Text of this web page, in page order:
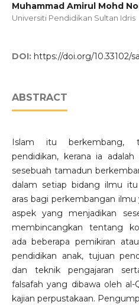
Muhammad Amirul Mohd
Universiti Pendidikan Sultan Idris
DOI: https://doi.org/10.33102/
ABSTRACT
Islam itu berkembang,
pendidikan, kerana ia
sesebuah tamadun
dalam setiap bidang ilmu
aras bagi perkembangan
aspek yang menjadikan
membincangkan tentang
ada beberapa pemikiran
pendidikan anak, tujuan
dan teknik pengajaran
falsafah yang dibawa oleh al-
kajian perpustakaan.